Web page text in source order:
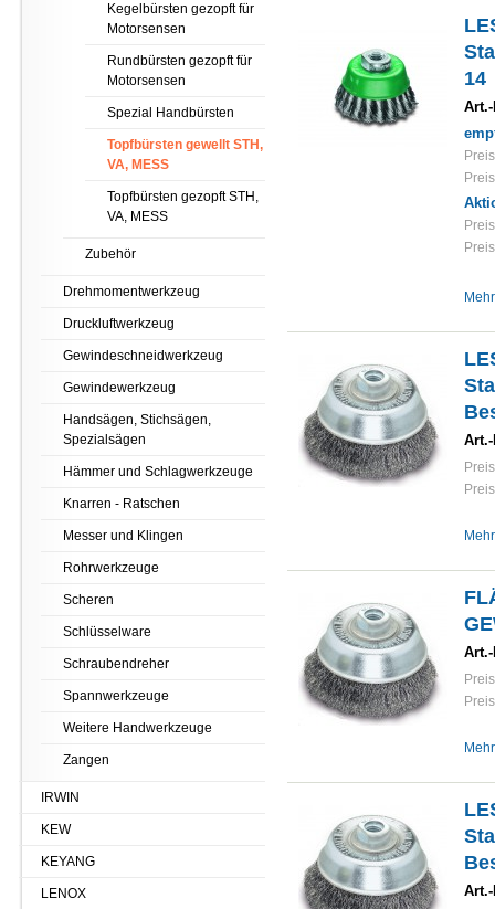
14
Art.-
Art.-
Art.-
Art.-
Kegelbürsten gezopft für
Motorsensen
Rundbürsten gezopft für
Motorsensen
Spezial Handbürsten
Topfbürsten gewellt STH,
VA, MESS
Topfbürsten gezopft STH,
VA, MESS
Zubehör
Drehmomentwerkzeug
Druckluftwerkzeug
Gewindeschneidwerkzeug
Gewindewerkzeug
Handsägen, Stichsägen,
Spezialsägen
Hämmer und Schlagwerkzeuge
Knarren - Ratschen
Messer und Klingen
Rohrwerkzeuge
Scheren
Schlüsselware
Schraubendreher
Spannwerkzeuge
Weitere Handwerkzeuge
Zangen
IRWIN
KEW
KEYANG
LENOX